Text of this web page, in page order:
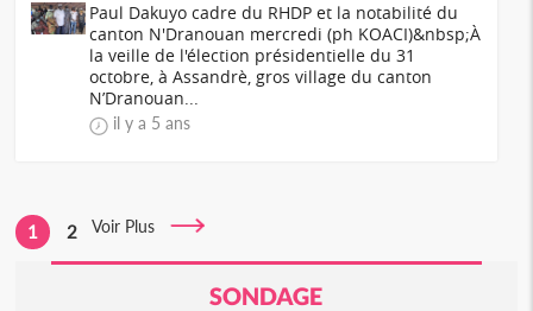
Paul Dakuyo cadre du RHDP et la notabilité du
canton N'Dranouan mercredi (ph KOACI)&nbsp;À
la veille de l'élection présidentielle du 31
octobre, à Assandrè, gros village du canton
N’Dranouan...
il y a 5 ans
1 2 Voir Plus
SONDAGE